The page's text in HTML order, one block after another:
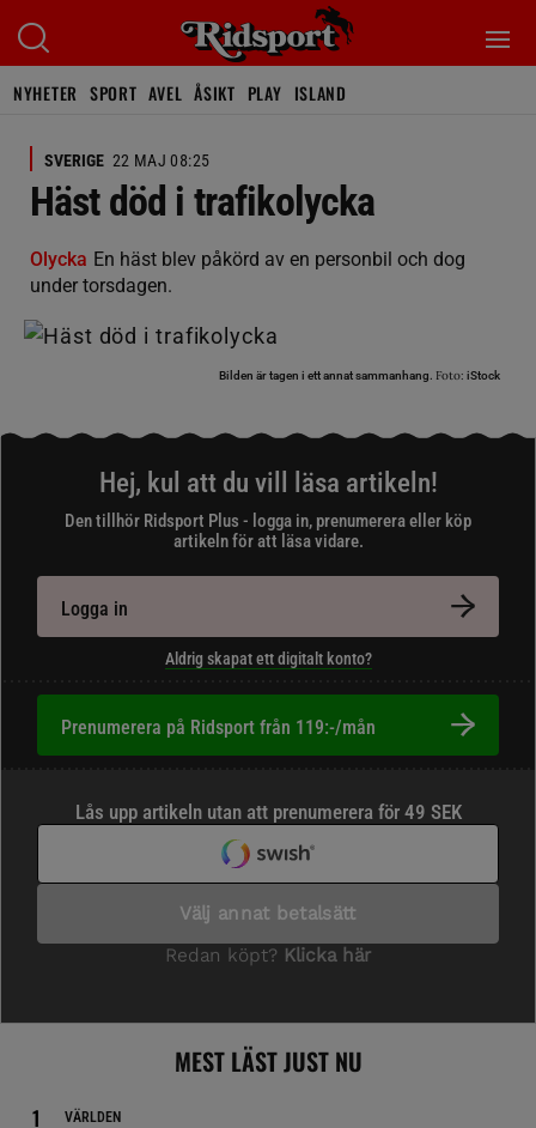
NYHETER SPORT AVEL ÅSIKT PLAY ISLAND
SVERIGE 22 MAJ 08:25
Häst död i trafikolycka
Olycka En häst blev påkörd av en personbil och dog
under torsdagen.
Bilden är tagen i ett annat sammanhang. Foto: iStock
Hej, kul att du vill läsa artikeln!
Den tillhör Ridsport Plus - logga in, prenumerera eller köp
artikeln för att läsa vidare.
Logga in
Aldrig skapat ett digitalt konto?
Prenumerera på Ridsport från 119:-/mån
MEST LÄST JUST NU
VÄRLDEN